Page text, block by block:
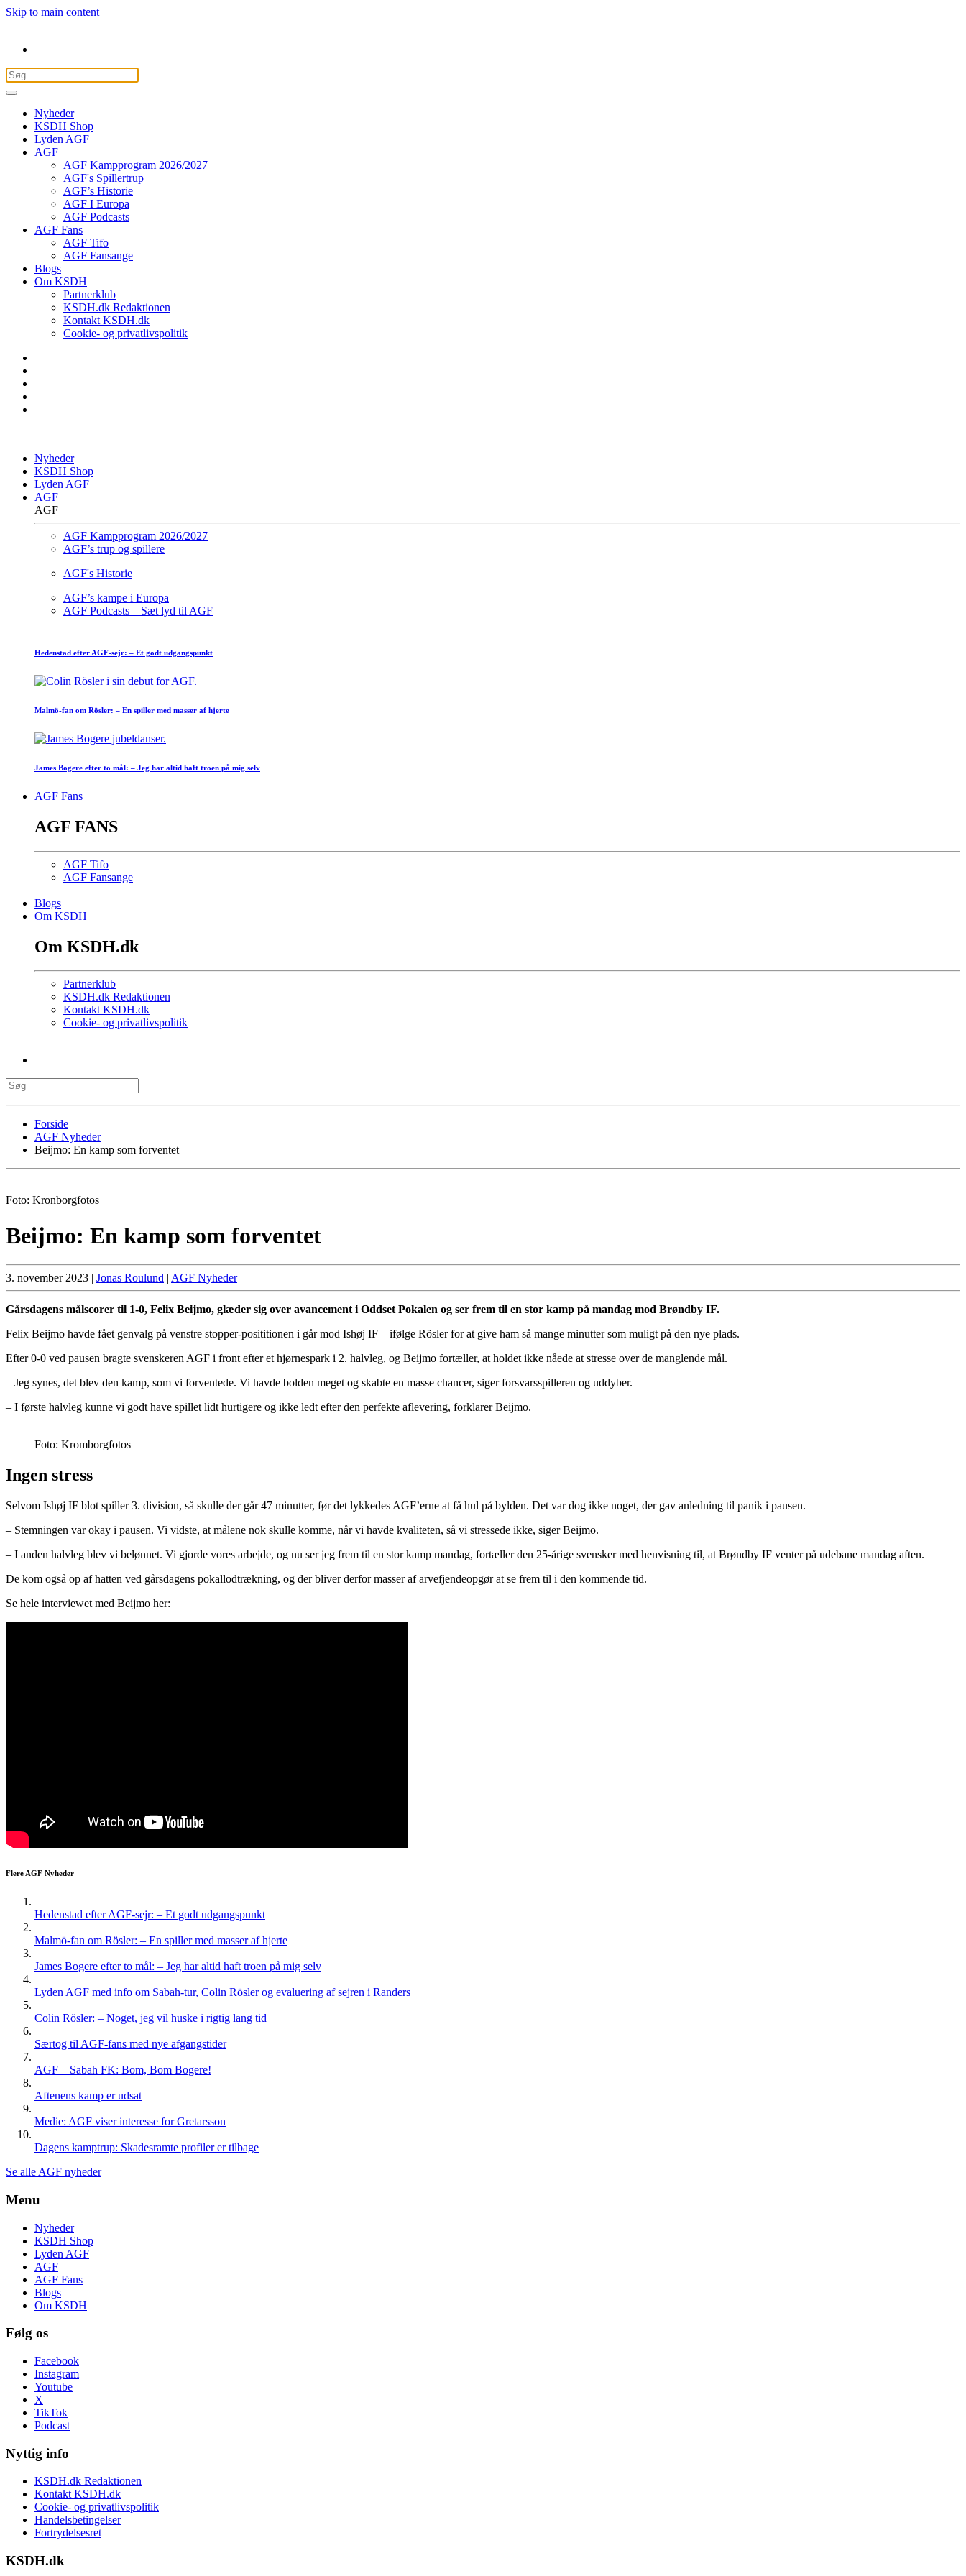
Skip to main content
Nyheder
KSDH Shop
Lyden AGF
AGF
AGF Kampprogram 2026/2027
AGF's Spillertrup
AGF’s Historie
AGF I Europa
AGF Podcasts
AGF Fans
AGF Tifo
AGF Fansange
Blogs
Om KSDH
Partnerklub
KSDH.dk Redaktionen
Kontakt KSDH.dk
Cookie- og privatlivspolitik
Nyheder
KSDH Shop
Lyden AGF
AGF
AGF
AGF Kampprogram 2026/2027
AGF’s trup og spillere
AGF's Historie
AGF’s kampe i Europa
AGF Podcasts – Sæt lyd til AGF
Hedenstad efter AGF-sejr: – Et godt udgangspunkt
Malmö-fan om Rösler: – En spiller med masser af hjerte
James Bogere efter to mål: – Jeg har altid haft troen på mig selv
AGF Fans
AGF FANS
AGF Tifo
AGF Fansange
Blogs
Om KSDH
Om KSDH.dk
Partnerklub
KSDH.dk Redaktionen
Kontakt KSDH.dk
Cookie- og privatlivspolitik
Forside
AGF Nyheder
Beijmo: En kamp som forventet
Foto: Kronborgfotos
Beijmo: En kamp som forventet
3. november 2023 | Jonas Roulund | AGF Nyheder
Gårsdagens målscorer til 1-0, Felix Beijmo, glæder sig over avancement i Oddset Pokalen og ser frem til en stor kamp på mandag mod Brøndby IF.
Felix Beijmo havde fået genvalg på venstre stopper-posititionen i går mod Ishøj IF – ifølge Rösler for at give ham så mange minutter som muligt på den nye plads.
Efter 0-0 ved pausen bragte svenskeren AGF i front efter et hjørnespark i 2. halvleg, og Beijmo fortæller, at holdet ikke nåede at stresse over de manglende mål.
– Jeg synes, det blev den kamp, som vi forventede. Vi havde bolden meget og skabte en masse chancer, siger forsvarsspilleren og uddyber.
– I første halvleg kunne vi godt have spillet lidt hurtigere og ikke ledt efter den perfekte aflevering, forklarer Beijmo.
Foto: Kromborgfotos
Ingen stress
Selvom Ishøj IF blot spiller 3. division, så skulle der går 47 minutter, før det lykkedes AGF’erne at få hul på bylden. Det var dog ikke noget, der gav anledning til panik i pausen.
– Stemningen var okay i pausen. Vi vidste, at målene nok skulle komme, når vi havde kvaliteten, så vi stressede ikke, siger Beijmo.
– I anden halvleg blev vi belønnet. Vi gjorde vores arbejde, og nu ser jeg frem til en stor kamp mandag, fortæller den 25-årige svensker med henvisning til, at Brøndby IF venter på udebane mandag aften.
De kom også op af hatten ved gårsdagens pokallodtrækning, og der bliver derfor masser af arvefjendeopgør at se frem til i den kommende tid.
Se hele interviewet med Beijmo her:
Flere AGF Nyheder
Hedenstad efter AGF-sejr: – Et godt udgangspunkt
Malmö-fan om Rösler: – En spiller med masser af hjerte
James Bogere efter to mål: – Jeg har altid haft troen på mig selv
Lyden AGF med info om Sabah-tur, Colin Rösler og evaluering af sejren i Randers
Colin Rösler: – Noget, jeg vil huske i rigtig lang tid
Særtog til AGF-fans med nye afgangstider
AGF – Sabah FK: Bom, Bom Bogere!
Aftenens kamp er udsat
Medie: AGF viser interesse for Gretarsson
Dagens kamptrup: Skadesramte profiler er tilbage
Se alle AGF nyheder
Menu
Nyheder
KSDH Shop
Lyden AGF
AGF
AGF Fans
Blogs
Om KSDH
Følg os
Facebook
Instagram
Youtube
X
TikTok
Podcast
Nyttig info
KSDH.dk Redaktionen
Kontakt KSDH.dk
Cookie- og privatlivspolitik
Handelsbetingelser
Fortrydelsesret
KSDH.dk